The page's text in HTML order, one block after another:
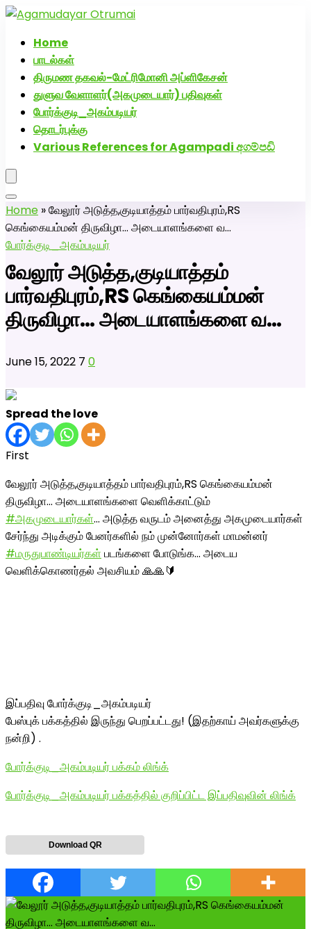
Home
பாடல்கள்
திருமண தகவல்-மேட்ரிமோனி அப்ளிகேசன்
துளுவ வேளாளர்(அகமுடையார்) பதிவுகள்
போர்க்குடி_அகம்படியர்
தொடர்புக்கு
Various References for Agampadi අගම්පඩි
Home »வேலூர் அடுத்த,குடியாத்தம் பார்வதிபுரம்,RS
கெங்கையம்மன் திருவிழா… அடையாளங்களை வ…
போர்க்குடி_அகம்படியர்
வேலூர் அடுத்த,குடியாத்தம்
பார்வதிபுரம்,RS கெங்கையம்மன்
திருவிழா… அடையாளங்களை வ…
June 15, 2022 7 0
Spread the love
First
வேலூர் அடுத்த,குடியாத்தம் பார்வதிபுரம்,RS கெங்கையம்மன்
திருவிழா… அடையாளங்களை வெளிக்காட்டும்
#அகமுடையார்கள்… அடுத்த வருடம் அனைத்து அகமுடையார்கள்
சேர்ந்து அடிக்கும் பேனர்களில் நம் முன்னோர்கள் மாமன்னர்
#மருதுபாண்டியர்கள் படங்களை போடுங்க… அடைய
வெளிக்கொணர்தல் அவசியம் 🙏🙏🔰
இப்பதிவு போர்க்குடி_அகம்படியர்
பேஸ்புக் பக்கத்தில் இருந்து பெறப்பட்டது! (இதற்காய் அவர்களுக்கு
நன்றி) .
போர்க்குடி_அகம்படியர் பக்கம் லிங்க்
போர்க்குடி_அகம்படியர் பக்கத்தில் குறிப்பிட்ட இப்பதிவுவின் லிங்க்
Download QR
அகமுடையார் திருமண வரன்களுக்கு அகமுடையார்மேட்ரி-